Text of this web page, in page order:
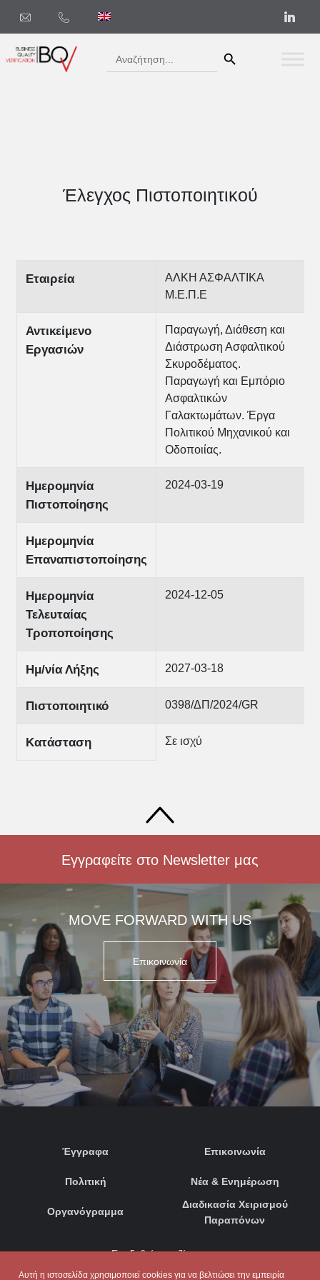
Αυτή η ιστοσελίδα χρησιμοποιεί cookies για να βελτιώσει την εμπειρία
Search
for:
Έλεγχος Πιστοποιητικού
Εταιρεία
ΑΛΚΗ ΑΣΦΑΛΤΙΚΑ
Μ.Ε.Π.Ε
Αντικείμενο
Εργασιών
Παραγωγή, Διάθεση και
Διάστρωση Ασφαλτικού
Σκυροδέματος.
Παραγωγή και Εμπόριο
Ασφαλτικών
Γαλακτωμάτων. Έργα
Πολιτικού Μηχανικού και
Οδοποιίας.
Ημερομηνία
Πιστοποίησης
2024-03-19
Ημερομηνία
Επαναπιστοποίησης
Ημερομηνία
Τελευταίας
Τροποποίησης
2024-12-05
Ημ/νία Λήξης 2027-03-18
Πιστοποιητικό 0398/ΔΠ/2024/GR
Κατάσταση Σε ισχύ
Εγγραφείτε στο Newsletter μας
MOVE FORWARD WITH US
Επικοινωνία
Έγγραφα
Πολιτική
Οργανόγραμμα
Επικοινωνία
Νέα & Ενημέρωση
Διαδικασία Χειρισμού
Παραπόνων
Συνδεθείτε μαζί μας: